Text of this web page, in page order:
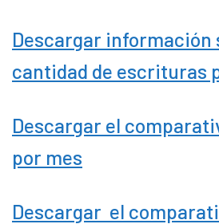
Descargar información
cantidad de escrituras
Descargar el
por mes
Descargar el